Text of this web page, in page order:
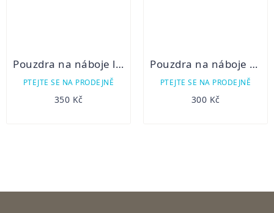
Pouzdra na náboje lodenová 6k
PTEJTE SE NA PRODEJNĚ
350 Kč
Pouzdra na náboje na předpažbí kombi
PTEJTE SE NA PRODEJNĚ
300 Kč